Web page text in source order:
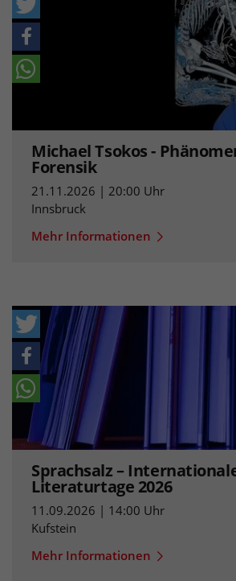
Michael Tsokos -
Forensik
21.11.2026 | 20:00 Uhr
Innsbruck
Mehr Informationen
Sprachsalz –
Literaturtage 2026
11.09.2026 | 14:00 Uhr
Kufstein
Mehr Informationen